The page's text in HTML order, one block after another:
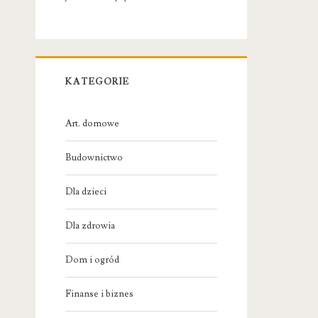
KATEGORIE
Art. domowe
Budownictwo
Dla dzieci
Dla zdrowia
Dom i ogród
Finanse i biznes